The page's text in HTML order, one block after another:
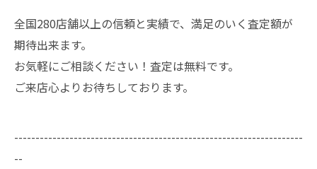
全国280店舗以上の信頼と実績で、満足のいく査定額が
期待出来ます。
お気軽にご相談ください！査定は無料です。
ご来店心よりお待ちしております。
--------------------------------------------------------------------
--